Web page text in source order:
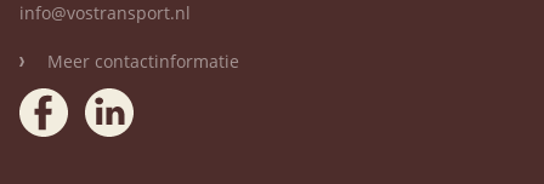
info@vostransport.nl
Meer contactinformatie